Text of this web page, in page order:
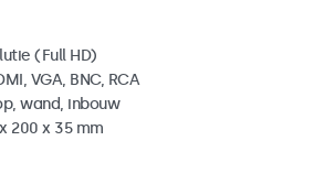
(Full HD)
VGA, BNC, RCA
wand, inbouw
200 x 35 mm